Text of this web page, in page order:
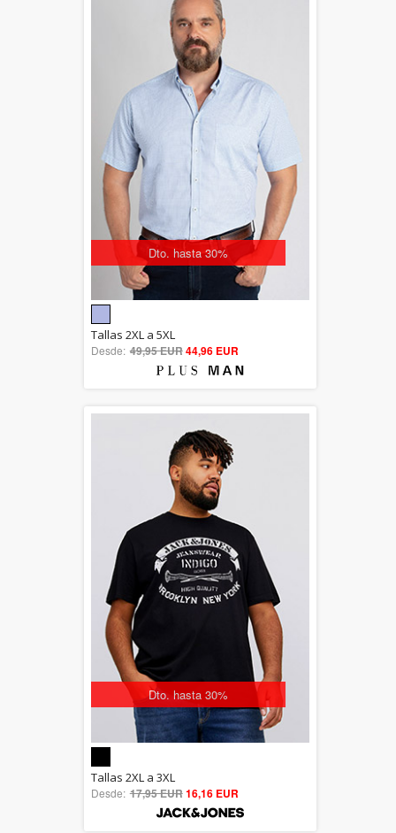
Dto. hasta 30%
5.00
out of 5
Tallas 2XL a 5XL
Desde: 49,95 EUR44,96 EUR
Dto. hasta 30%
5.00
out of 5
Tallas 2XL a 3XL
Desde: 17,95 EUR16,16 EUR